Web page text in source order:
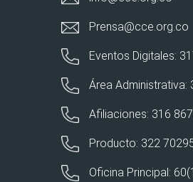
Prensa@cce.org.co
Eventos Digitales:
Área Administrativa:
Afiliaciones: 316
Producto: 322
Oficina Principal: